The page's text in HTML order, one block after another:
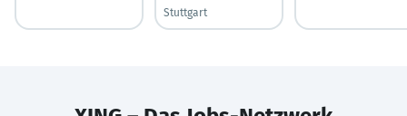
Stuttgart